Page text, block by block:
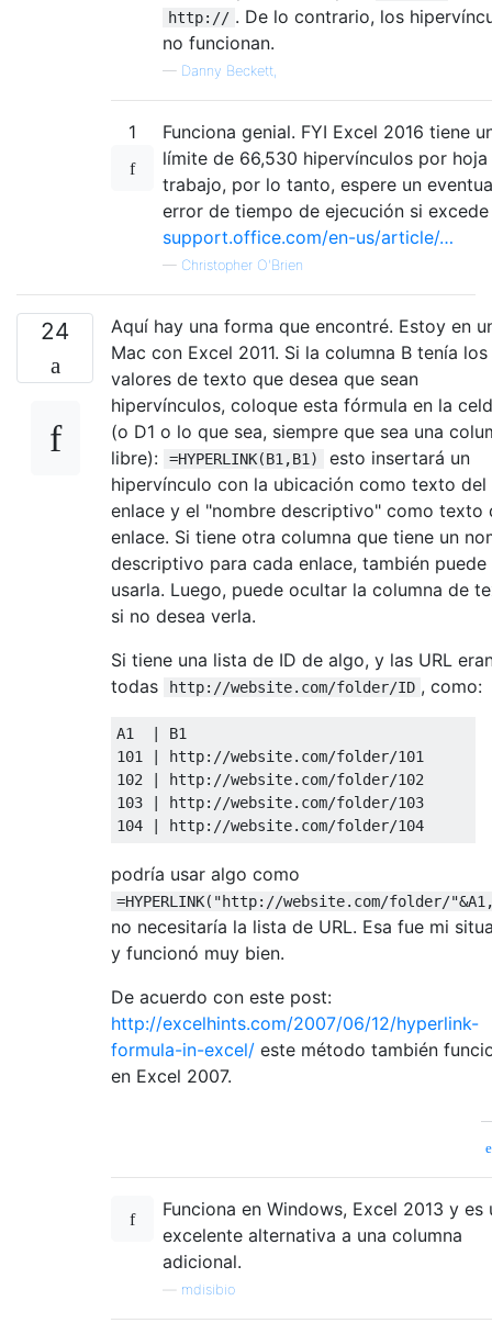
http:// . De lo contrario, los
no funcionan.
— Danny Beckett,
1
Funciona genial. FYI Excel 2016 tiene
límite de 66,530 hipervínculos por hoja
trabajo, por lo tanto, espere un
error de tiempo de ejecución si excede
support.office.com/en-us/article/…
— Christopher O'Brien
24
Aquí hay una forma que encontré. Estoy en
Mac con Excel 2011. Si la columna B tenía los
valores de texto que desea que sean
hipervínculos, coloque esta fórmula en la
(o D1 o lo que sea, siempre que sea una
libre):
=HYPERLINK(B1,B1)
esto insertará un
hipervínculo con la ubicación como texto del
enlace y el "nombre descriptivo" como texto
enlace. Si tiene otra columna que tiene un
descriptivo para cada enlace, también puede
usarla. Luego, puede ocultar la columna de
si no desea verla.
Si tiene una lista de ID de algo, y las URL
todas
http://website.com/folder/ID , como:
A1  | B1
101 | http://website.com/folder/101
102 | http://website.com/folder/102
103 | http://website.com/folder/103
podría usar algo como
=HYPERLINK("http://website.com/folder/
no necesitaría la lista de URL. Esa fue mi
y funcionó muy bien.
De acuerdo con este post:
http://excelhints.com/2007/06/12/hyperlink-
formula-in-excel/ este método también
en Excel 2007.
Funciona en Windows, Excel 2013 y es
excelente alternativa a una columna
adicional.
mdisibio